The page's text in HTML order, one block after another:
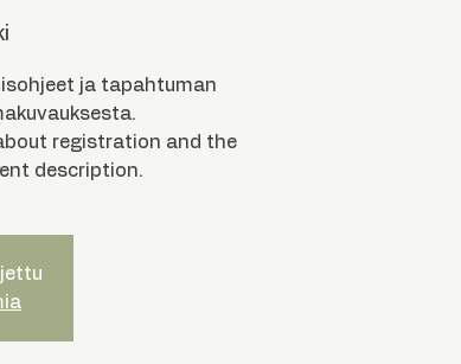
ja tapahtuman
registration and the
description.